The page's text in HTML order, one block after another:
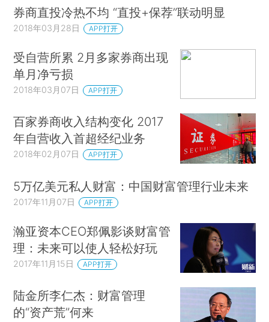
券商直投冷热不均 “直投+保荐”联动明显
2018年03月28日 APP打开
受自营所累 2月多家券商出现
单月净亏损
2018年03月07日 APP打开
百家券商收入结构变化 2017
年自营收入首超经纪业务
2018年02月07日 APP打开
5万亿美元私人财富：中国财富管理行业未来
2017年11月07日 APP打开
瀚亚资本CEO郑佩影谈财富管
理：未来可以使人轻松好玩
2017年11月15日 APP打开
陆金所李仁杰：财富管理
的“资产荒”何来